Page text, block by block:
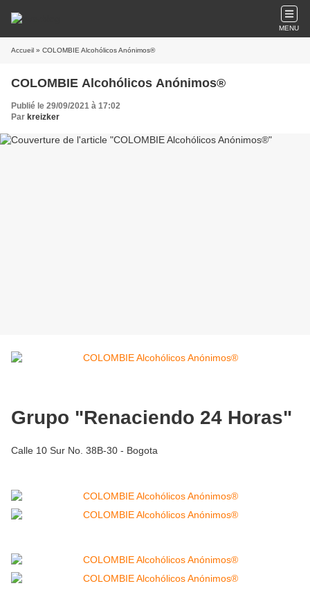
MENU
Accueil » COLOMBIE Alcohólicos Anónimos®
COLOMBIE Alcohólicos Anónimos®
Publié le 29/09/2021 à 17:02
Par kreizker
Grupo "Renaciendo 24 Horas"
Calle 10 Sur No. 38B-30 - Bogota